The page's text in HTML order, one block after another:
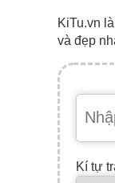
KiTu.vn
và đẹp
Kí tự